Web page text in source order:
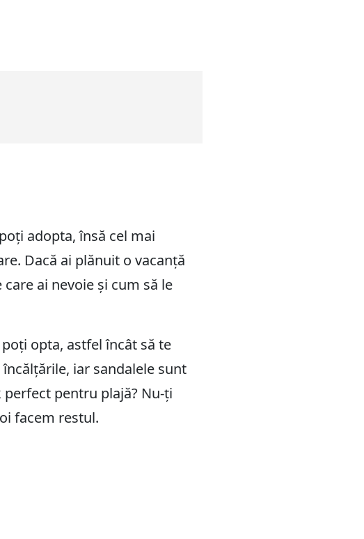
adopta, însă cel mai
Dacă ai plănuit o vacanță
ai nevoie și cum să le
opta, astfel încât să te
iar sandalele sunt
pentru plajă? Nu-ți
facem restul.